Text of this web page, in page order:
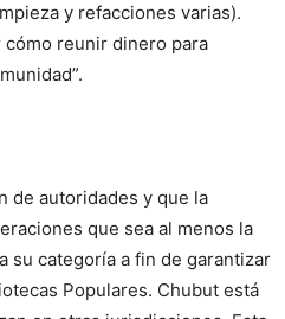
y refacciones varias).
reunir dinero para
de autoridades y que la
que sea al menos la
su categoría a fin de garantizar
Populares. Chubut está